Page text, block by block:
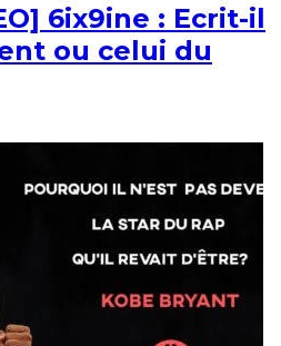
6ix9ine : Ecrit-il
ou celui du